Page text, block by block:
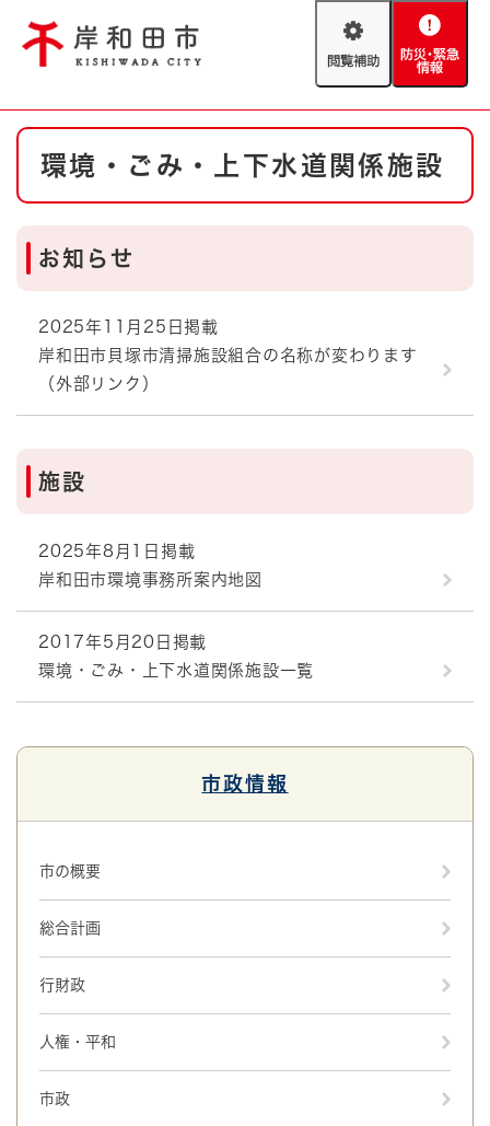
閲
助
防
緊
情
やさしい日本語
文字サイズ 標準
背景色変更 白 黒 青
防災・緊急情報 救急・消防
ハザードマップ AED設置箇所
本
環境・ごみ・上下水道関係施設
お知らせ
2025年11月25日掲載
岸和田市貝塚市清掃施設組合の名称が変わります
（外部リンク）
施設
2025年8月1日掲載
岸和田市環境事務所案内地図
2017年5月20日掲載
環境・ごみ・上下水道関係施設一覧
市政情報
市の概要
総合計画
行財政
人権・平和
市政